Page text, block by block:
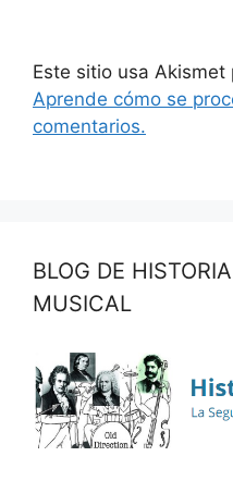
Este sitio usa
Aprende cómo se
comentarios.
BLOG DE
MUSICAL